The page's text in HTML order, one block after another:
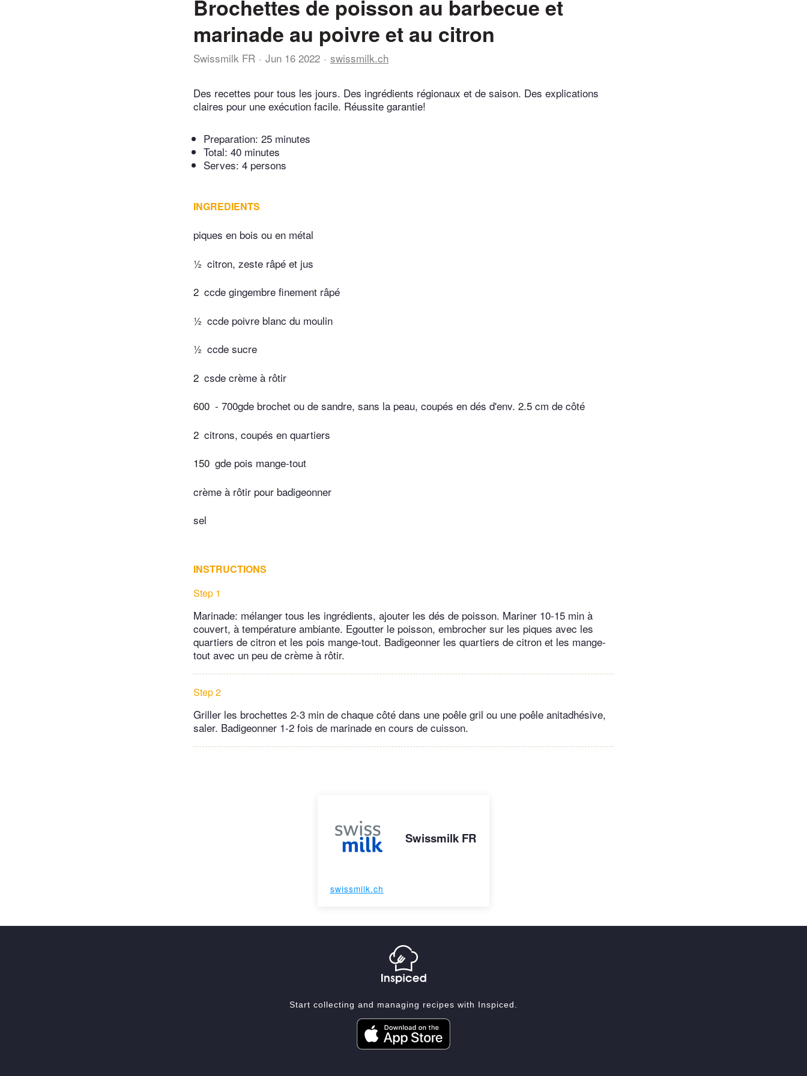
Brochettes de poisson au barbecue et
marinade au poivre et au citron
Swissmilk FR Jun 16 2022 swissmilk.ch
Des recettes pour tous les jours. Des ingrédients régionaux et de saison. Des explications
claires pour une exécution facile. Réussite garantie!
Preparation: 25 minutes
Total: 40 minutes
Serves: 4 persons
INGREDIENTS
piques en bois ou en métal
½ citron, zeste râpé et jus
2 ccde gingembre finement râpé
½ ccde poivre blanc du moulin
½ ccde sucre
2 csde crème à rôtir
600 - 700gde brochet ou de sandre, sans la peau, coupés en dés d'env. 2.5 cm de côté
2 citrons, coupés en quartiers
150 gde pois mange-tout
crème à rôtir pour badigeonner
sel
INSTRUCTIONS
Step 1
Marinade: mélanger tous les ingrédients, ajouter les dés de poisson. Mariner 10-15 min à
couvert, à température ambiante. Egoutter le poisson, embrocher sur les piques avec les
quartiers de citron et les pois mange-tout. Badigeonner les quartiers de citron et les mange-
tout avec un peu de crème à rôtir.
Step 2
Griller les brochettes 2-3 min de chaque côté dans une poêle gril ou une poêle anitadhésive,
saler. Badigeonner 1-2 fois de marinade en cours de cuisson.
Swissmilk FR
swissmilk.ch
Start collecting and managing recipes with Inspiced.